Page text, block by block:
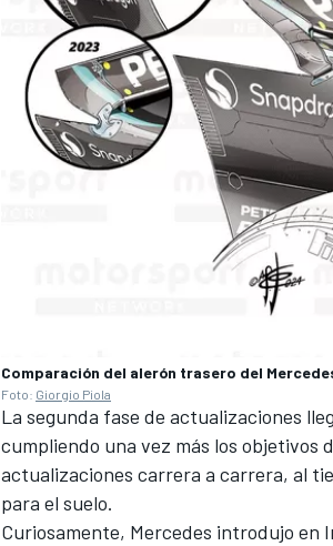
Comparación del alerón trasero del
Foto: Giorgio Piola
La segunda fase de actualizaciones
cumpliendo una vez más los
actualizaciones carrera a carrera, al
para el suelo.
Curiosamente, Mercedes introdujo en